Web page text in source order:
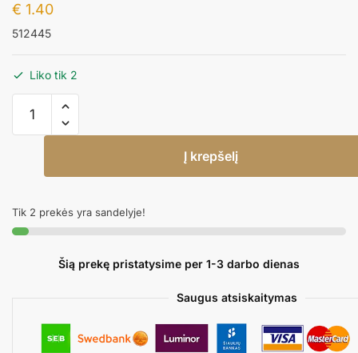
€ 1.40
512445
Liko tik 2
kiekis:
Smeigtukas
Į krepšelį
Tik 2 prekės yra sandelyje!
Šią prekę pristatysime per 1-3 darbo dienas
Saugus atsiskaitymas